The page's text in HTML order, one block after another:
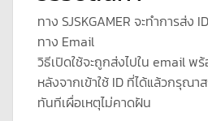
ทาง SJSKGAMER จะทำการส่ง
ทาง Email
วิธีเปิดใช้จะถูกส่งไปใน email พ
หลังจากเข้าใช้ ID ที่ได้แล้วกรุณา
ทันทีเผื่อเหตุไม่คาดฝัน